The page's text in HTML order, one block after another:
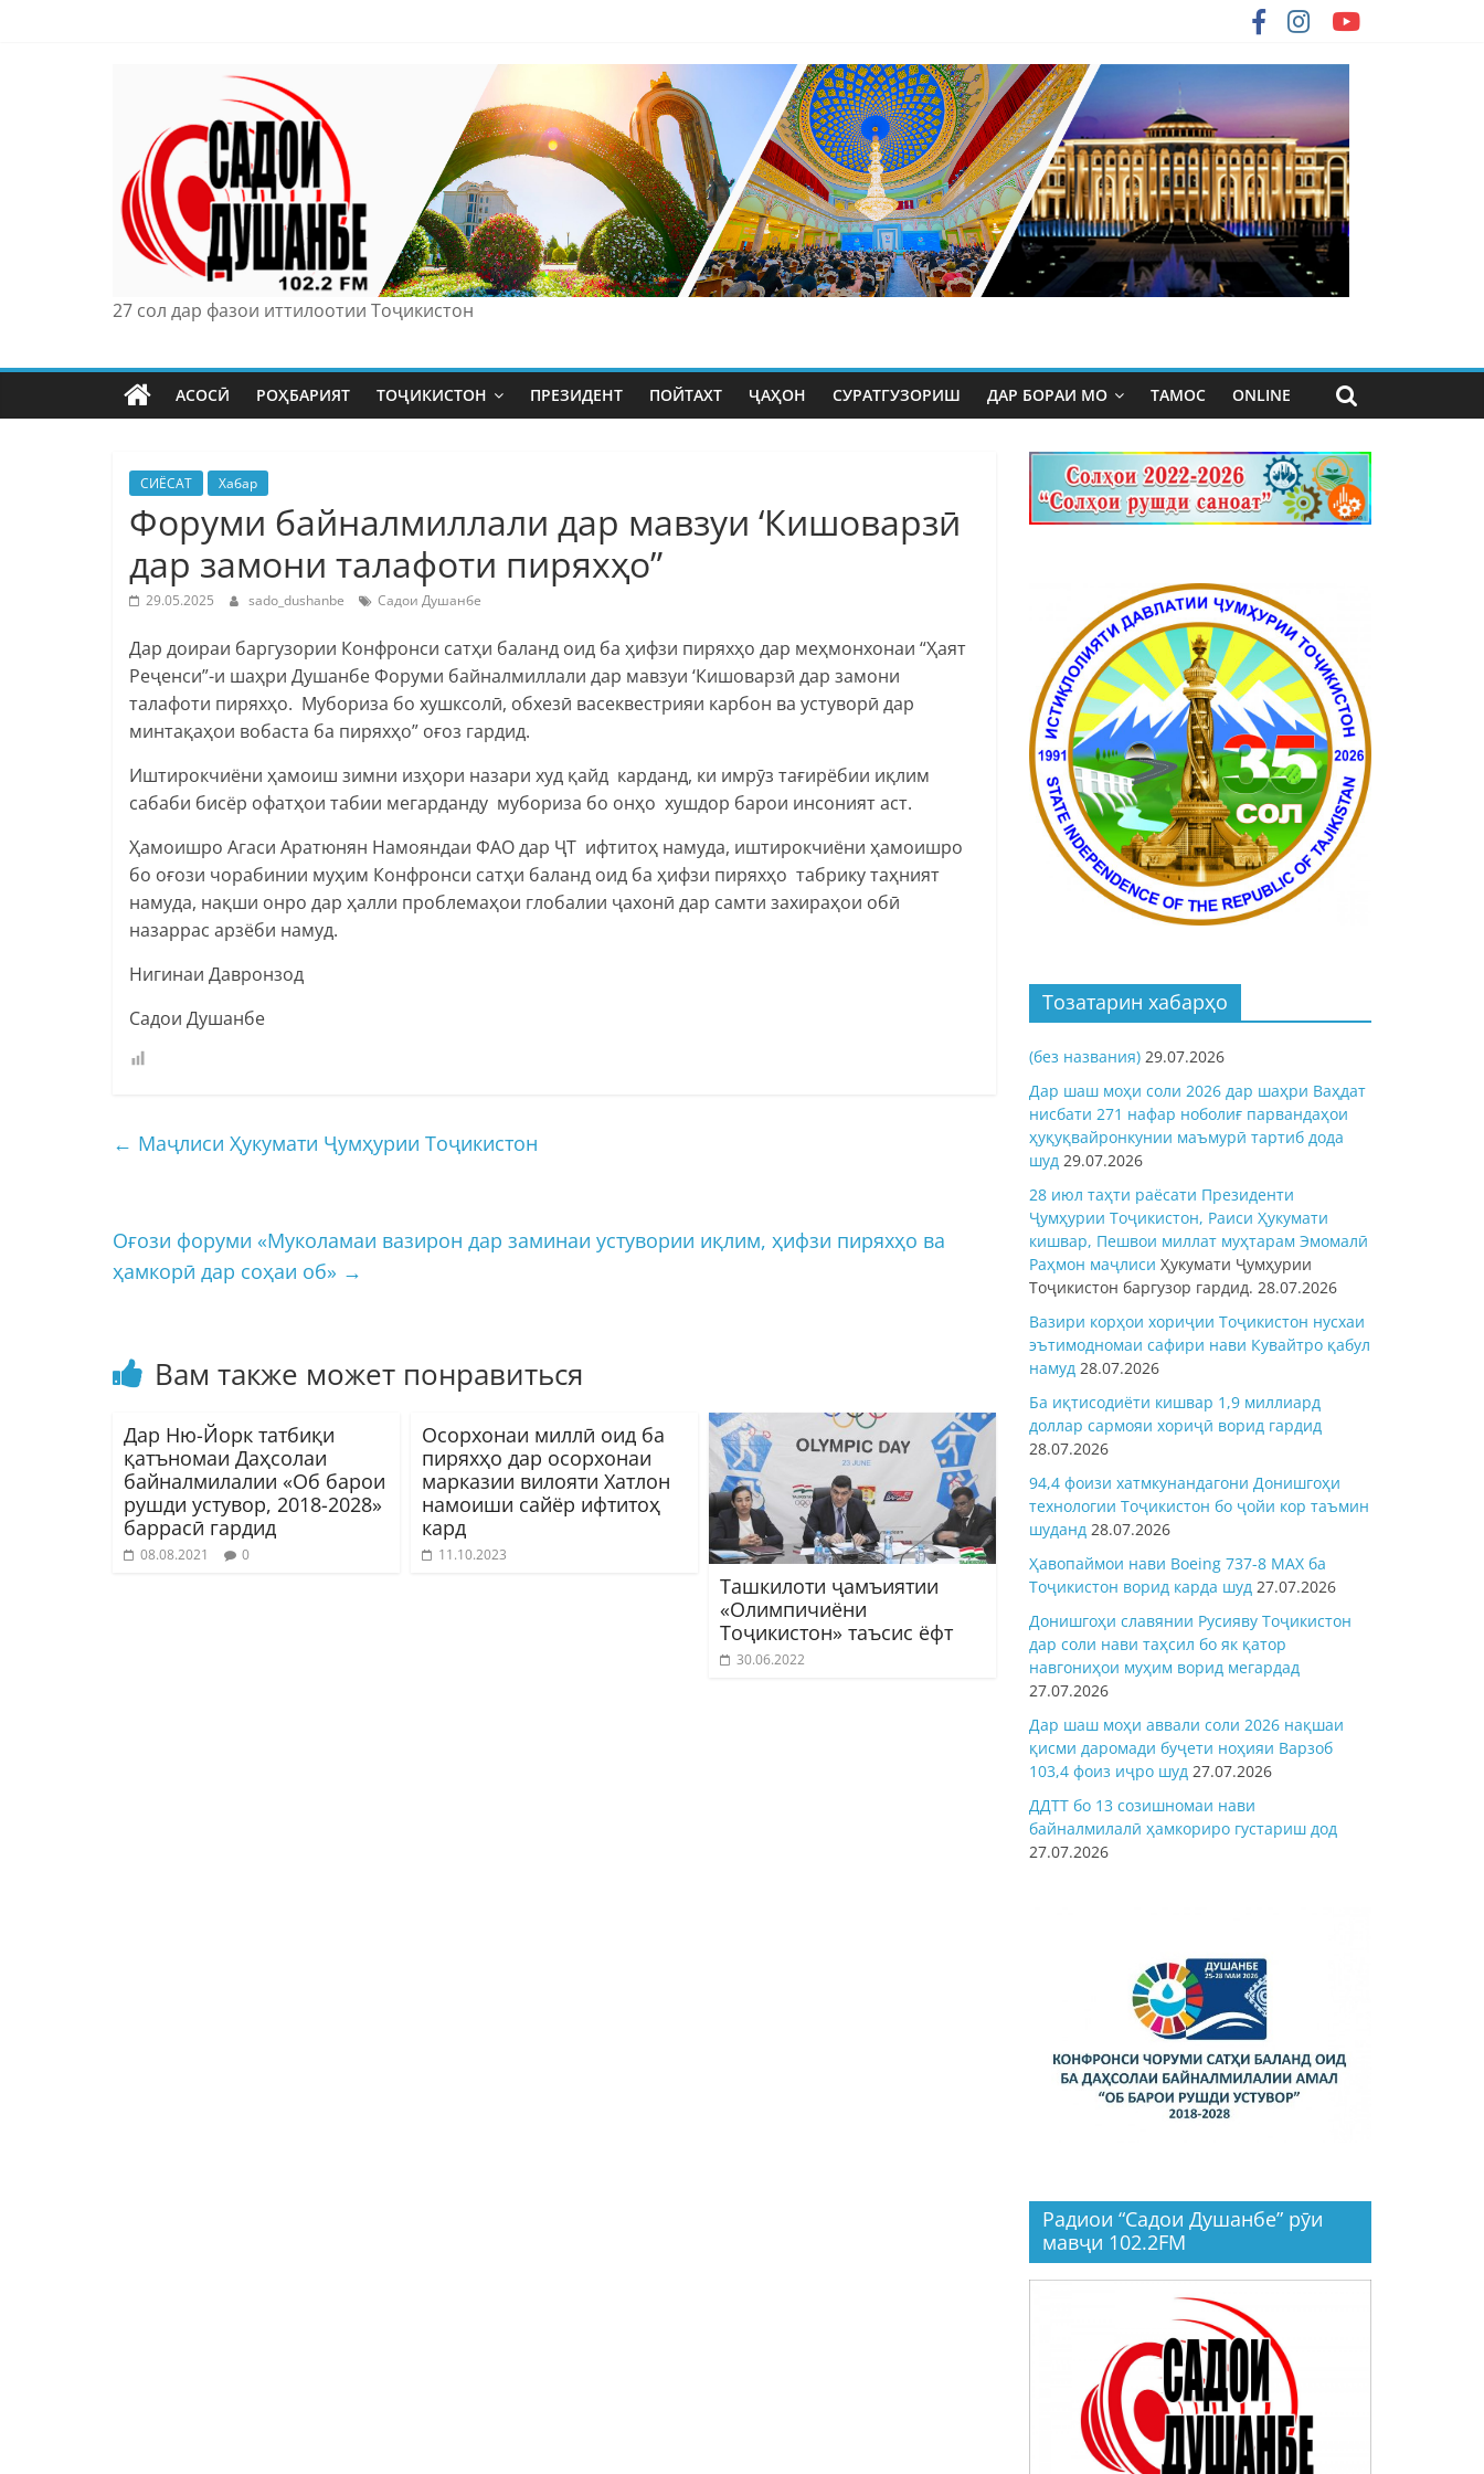
27 сол дар фазои иттилоотии Тоҷикистон
АСОСӢ РОҲБАРИЯТ ТОҶИКИСТОН ПРЕЗИДЕНТ ПОЙТАХТ ҶАҲОН СУРАТГУЗОРИШ ДАР БОРАИ МО ТАМОС ONLINE
СИЁСАТ Хабар
Форуми байналмиллали дар мавзуи ‘Кишоварзӣ
дар замони талафоти пиряхҳо”
29.05.2025 sado_dushanbe Садои Душанбе
Дар доираи баргузории Конфронси сатҳи баланд оид ба ҳифзи пиряхҳо дар меҳмонхонаи “Ҳаят
Реҷенси”-и шаҳри Душанбе Форуми байналмиллали дар мавзуи ‘Кишоварзӣ дар замони
талафоти пиряхҳо. Мубориза бо хушксолӣ, обхезӣ васеквестрияи карбон ва устуворӣ дар
минтақаҳои вобаста ба пиряхҳо” оғоз гардид.
Иштирокчиёни ҳамоиш зимни изҳори назари худ қайд карданд, ки имрӯз тағирёбии иқлим
сабаби бисёр офатҳои табии мегарданду мубориза бо онҳо хушдор барои инсоният аст.
Ҳамоишро Агаси Аратюнян Намояндаи ФАО дар ҶТ ифтитоҳ намуда, иштирокчиёни ҳамоишро
бо оғози чорабинии муҳим Конфронси сатҳи баланд оид ба ҳифзи пиряхҳо табрику таҳният
намуда, нақши онро дар ҳалли проблемаҳои глобалии ҷахонӣ дар самти захираҳои обӣ
назаррас арзёби намуд.
Нигинаи Давронзод
Садои Душанбе
← Маҷлиси Ҳукумати Ҷумҳурии Тоҷикистон
Оғози форуми «Муколамаи вазирон дар заминаи устувории иқлим, ҳифзи пиряхҳо ва
ҳамкорӣ дар соҳаи об» →
Вам также может понравиться
Дар Ню-Йорк татбиқи
қатъномаи Даҳсолаи
байналмилалии «Об барои
рушди устувор, 2018-2028»
баррасӣ гардид
08.08.2021 0
Осорхонаи миллӣ оид ба
пиряхҳо дар осорхонаи
марказии вилояти Хатлон
намоиши сайёр ифтитоҳ
кард
11.10.2023
Ташкилоти ҷамъиятии
«Олимпичиёни
Тоҷикистон» таъсис ёфт
30.06.2022
Тозатарин хабарҳо
(без названия) 29.07.2026
Дар шаш моҳи соли 2026 дар шаҳри Ваҳдат
нисбати 271 нафар ноболиғ парвандаҳои
ҳуқуқвайронкунии маъмурӣ тартиб дода
шуд 29.07.2026
28 июл таҳти раёсати Президенти
Ҷумҳурии Тоҷикистон, Раиси Ҳукумати
кишвар, Пешвои миллат муҳтарам Эмомалӣ
Раҳмон маҷлиси Ҳукумати Ҷумҳурии
Тоҷикистон баргузор гардид. 28.07.2026
Вазири корҳои хориҷии Тоҷикистон нусхаи
эътимодномаи сафири нави Кувайтро қабул
намуд 28.07.2026
Ба иқтисодиёти кишвар 1,9 миллиард
доллар сармояи хориҷӣ ворид гардид
28.07.2026
94,4 фоизи хатмкунандагони Донишгоҳи
технологии Тоҷикистон бо ҷойи кор таъмин
шуданд 28.07.2026
Ҳавопаймои нави Boeing 737-8 MAX ба
Тоҷикистон ворид карда шуд 27.07.2026
Донишгоҳи славянии Русияву Тоҷикистон
дар соли нави таҳсил бо як қатор
навгониҳои муҳим ворид мегардад
27.07.2026
Дар шаш моҳи аввали соли 2026 нақшаи
қисми даромади буҷети ноҳияи Варзоб
103,4 фоиз иҷро шуд 27.07.2026
ДДТТ бо 13 созишномаи нави
байналмилалӣ ҳамкориро густариш дод
27.07.2026
Радиои “Садои Душанбе” рӯи
мавҷи 102.2FM